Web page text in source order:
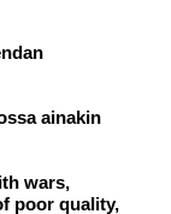
ainakin
wars,
poor quality,